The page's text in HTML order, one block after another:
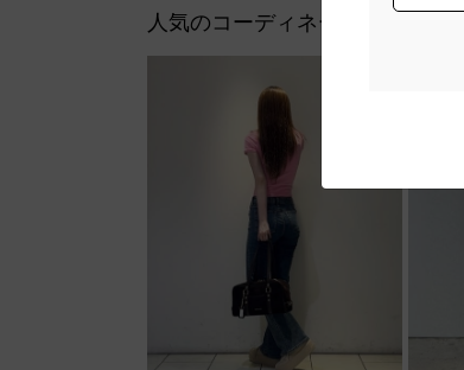
人気のコーディネート